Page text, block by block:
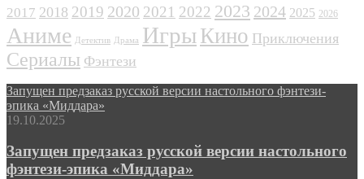
2017 2018 2019 2020 2021 2022 2023 2024 2025 2026
Аниме Детектив Драма ИгрыКино Приключения
Сериалы Фэнтези
Запущен предзаказ русской версии настольного фэнтези-
эпика «Миддара»
19.10.2025
Запущен предзаказ русской версии настольного
фэнтези-эпика «Миддара»